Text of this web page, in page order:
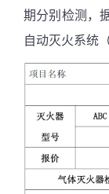
期分别检测，
自动灭火系统